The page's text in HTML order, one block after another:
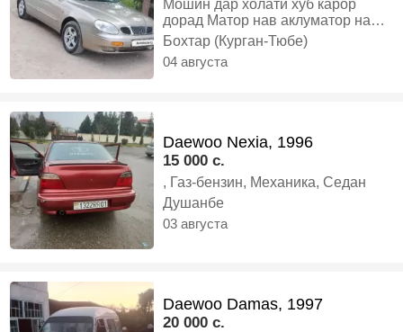
Мошин дар холати хуб карор
дорад Матор нав аклуматор нав
Документ утил дора Факат камтар
хадавойш кор дора тамом
харидори аник ба хами ракамо
Бохтар (Курган-Тюбе)
04 августа
Daewoo Nexia, 1996
15 000 c.
, Газ-бензин, Механика, Седан
Душанбе
03 августа
Daewoo Damas, 1997
20 000 c.